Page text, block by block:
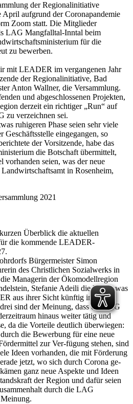
der Regionalinitiative
aufgrund der Coronapandemie
Zoom statt. Die Mitglieder
LAG Mangfalltal-Inntal beim
für die
zu bewerben.
mit LEADER im vergangenen Jahr
der Regionalinitiative, Bad
Anton Wallner, die Versammlung.
und abgeschlossenen Projekten,
derzeit ein richtiger „Run“ auf
zu verzeichnen sei.
ruhigeren Phase seien sehr viele
Geschäftsstelle eingegangen, so
der Vorsitzende, habe das
die Botschaft übermittelt,
vorhanden seien, was der neue
in Rosenheim,
Überblick die aktuellen
die kommende LEADER-
Bürgermeister Simon
des Christlichen Sozialwerks in
Managerin der Ökomodellregion
Stefanie Adeili die Frage, was
aus ihrer Sicht künftig in der
sind der Meinung, dass die LAG
hinaus weiter tätig und
da die Vorteile deutlich überwiegen:
die Bewerbung für eine neue
zur Ver-fügung stehen, sind
Ideen vorhanden, die mit Förderung
jetzt, wo sich durch Corona ge-
ganz neue Aspekte und Ideen
der Region und dafür seien
durch die LAG